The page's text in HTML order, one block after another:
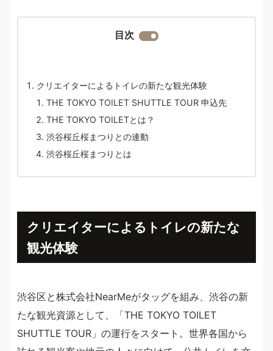
目次
クリエイターによるトイレの新たな観光体験
THE TOKYO TOILET SHUTTLE TOUR 申込先
THE TOKYO TOILETとは？
渋谷桜丘桜まつりとの連動
渋谷桜丘桜まつりとは
クリエイターによるトイレの新たな
観光体験
渋谷区と株式会社NearMeがタッグを組み、渋谷の新
たな観光資源として、「THE TOKYO TOILET
SHUTTLE TOUR」の運行をスタート。世界各国から